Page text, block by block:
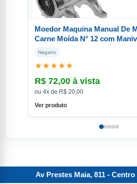
Moedor Maquina Manual De
Carne Moída N° 12 com
Nagano
★★★★★
R$ 72,00 à vista
ou 4x de R$ 20,00
Ver produto
Av Prestes Maia, 811 - Centro